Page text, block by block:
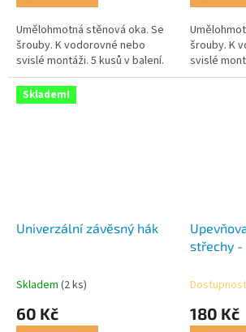
Umělohmotná stěnová oka. Se
šrouby. K vodorovné nebo
svislé montáži. 5 kusů v balení.
šrouby. K
svislé
Skladem!
Univerzální závěsný hák
Skladem (2 ks)
60 Kč
střechy -
180 Kč